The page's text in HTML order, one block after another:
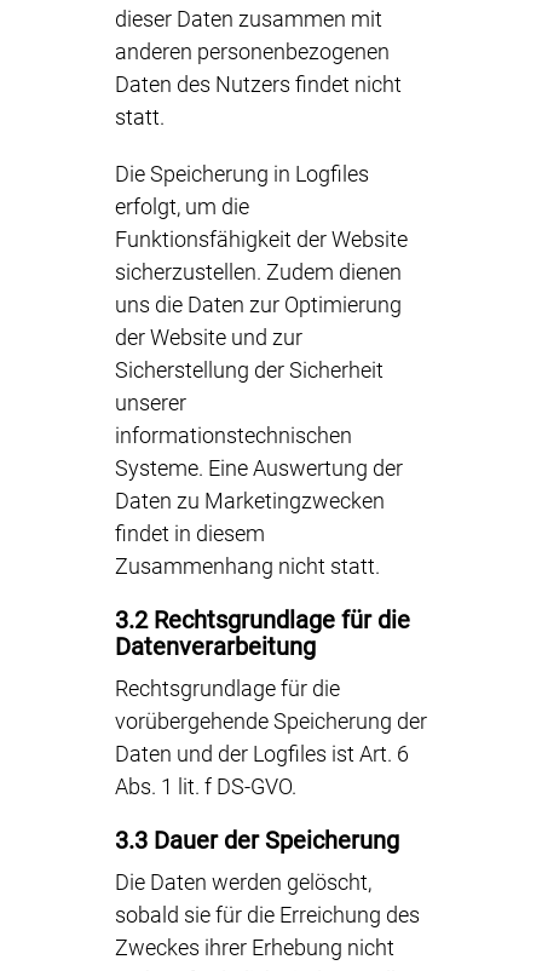
dieser Daten zusammen mit
anderen personenbezogenen
Daten des Nutzers findet nicht
statt.
Die Speicherung in Logfiles
erfolgt, um die
Funktionsfähigkeit der Website
sicherzustellen. Zudem dienen
uns die Daten zur Optimierung
der Website und zur
Sicherstellung der Sicherheit
unserer
informationstechnischen
Systeme. Eine Auswertung der
Daten zu Marketingzwecken
findet in diesem
Zusammenhang nicht statt.
3.2 Rechtsgrundlage für die
Datenverarbeitung
Rechtsgrundlage für die
vorübergehende Speicherung der
Daten und der Logfiles ist Art. 6
Abs. 1 lit. f DS-GVO.
3.3 Dauer der Speicherung
Die Daten werden gelöscht,
sobald sie für die Erreichung des
Zweckes ihrer Erhebung nicht